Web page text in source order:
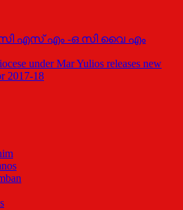
സി എസ്‌ എം -ഒ സി വൈ എം
under Mar Yulios releases new
2017-18